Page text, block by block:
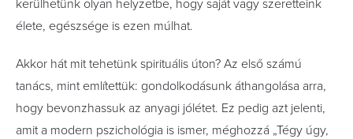
kerülhetünk olyan helyzetbe, hogy saját vagy szeretteink
élete, egészsége is ezen múlhat.
Akkor hát mit tehetünk spirituális úton? Az első számú
tanács, mint említettük: gondolkodásunk áthangolása arra,
hogy bevonzhassuk az anyagi jólétet. Ez pedig azt jelenti,
amit a modern pszichológia is ismer, méghozzá „Tégy úgy,